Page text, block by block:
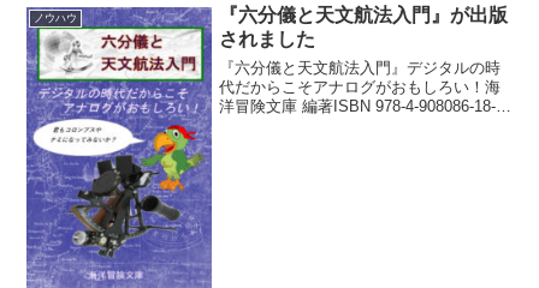
思える。とはいえ、大航海時...
ノウハウ
『六分儀と天文航法入門』が出版
されました
『六分儀と天文航法入門』デジタルの時
代だからこそアナログがおもしろい！海
洋冒険文庫 編著ISBN 978-4-908086-18-2